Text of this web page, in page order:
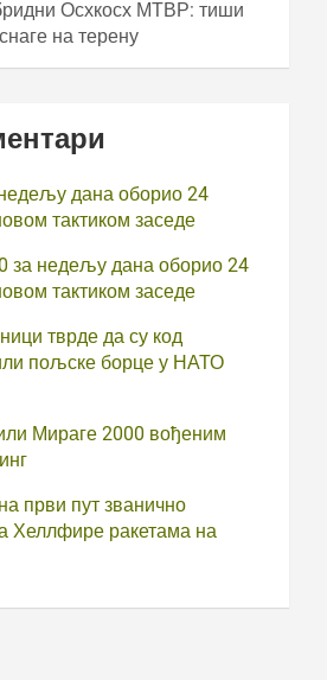
Осхкосх МТВР: тиши
на терену
дана оборио 24
тактиком заседе
за недељу дана оборио 24
тактиком заседе
тврде да су код
пољске борце у НАТО
Мираге 2000 вођеним
први пут званично
Хеллфире ракетама на